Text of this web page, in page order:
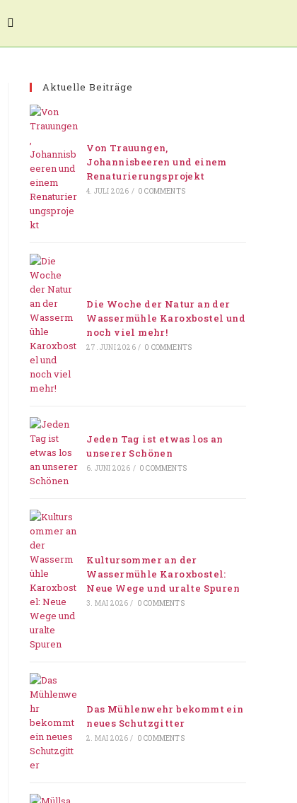
Aktuelle Beiträge
Von Trauungen,
Johannisbeeren und einem
Renaturierungsprojekt
4. JULI 2026 / 0 COMMENTS
Die Woche der Natur an der
Wassermühle Karoxbostel und
noch viel mehr!
27. JUNI 2026 / 0 COMMENTS
Jeden Tag ist etwas los an
unserer Schönen
6. JUNI 2026 / 0 COMMENTS
Kultursommer an der
Wassermühle Karoxbostel:
Neue Wege und uralte Spuren
3. MAI 2026 / 0 COMMENTS
Das Mühlenwehr bekommt ein
neues Schutzgitter
2. MAI 2026 / 0 COMMENTS